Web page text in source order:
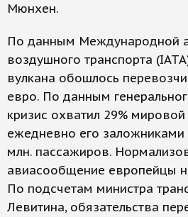
Мюнхен.
По данным Международной
воздушного транспорта
вулкана обошлось
евро. По данным
кризис охватил 29%
ежедневно его заложниками
млн. пассажиров.
авиасообщение европейцы
По подсчетам министра
Левитина, обязательства